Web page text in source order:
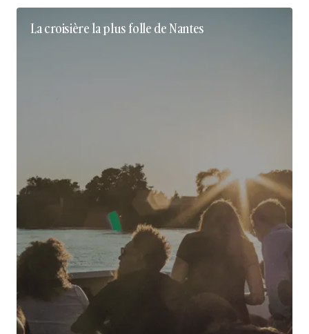
La croisière la plus folle de Nantes